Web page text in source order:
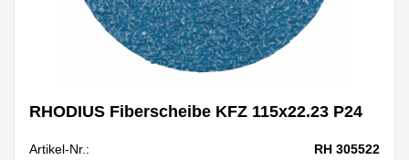
RHODIUS Fiberscheibe KFZ 115x22.23 P24
Artikel-Nr.:
RH 305522